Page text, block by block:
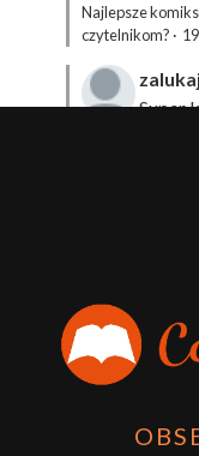
Najlepsze
czytelnikom? ·
Super
książki skoro
Planer Książkary
książkoholik!